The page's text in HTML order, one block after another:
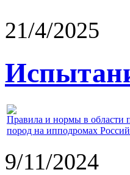
21/4/2025
Правила и нормы в области
пород на ипподромах
9/11/2024